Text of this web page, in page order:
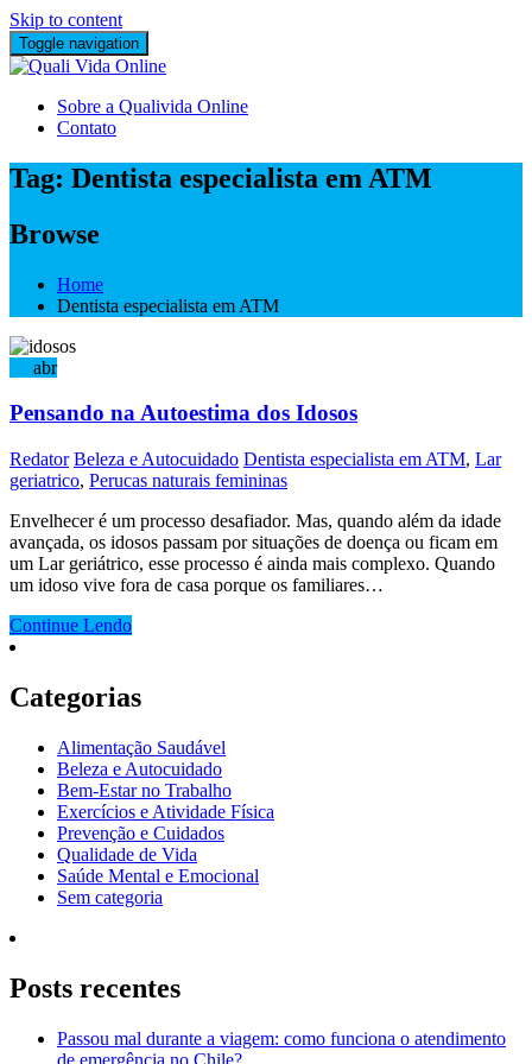
Skip to content
Toggle navigation
Sobre a Qualivida Online
Contato
Tag: Dentista especialista em ATM
Browse
Home
Dentista especialista em ATM
abr
Pensando na Autoestima dos Idosos
Redator Beleza e Autocuidado Dentista especialista em ATM, Lar
geriatrico, Perucas naturais femininas
Envelhecer é um processo desafiador. Mas, quando além da idade
avançada, os idosos passam por situações de doença ou ficam em
um Lar geriátrico, esse processo é ainda mais complexo. Quando
um idoso vive fora de casa porque os familiares…
Continue Lendo
Categorias
Alimentação Saudável
Beleza e Autocuidado
Bem-Estar no Trabalho
Exercícios e Atividade Física
Prevenção e Cuidados
Qualidade de Vida
Saúde Mental e Emocional
Sem categoria
Posts recentes
Passou mal durante a viagem: como funciona o atendimento
de emergência no Chile?